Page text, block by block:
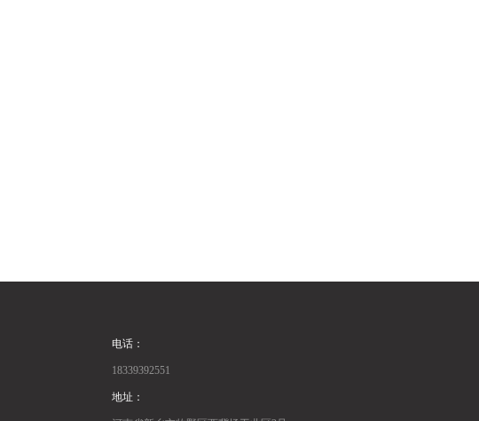
电话：
18339392551
地址：